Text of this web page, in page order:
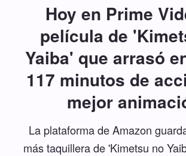
Hoy en Prime
película de
Yaiba' que arrasó
117 minutos de
mejor
La plataforma de Amazon
más taquillera de 'Kimetsu no